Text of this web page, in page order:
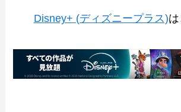
Disney+ (ディズニープラス)